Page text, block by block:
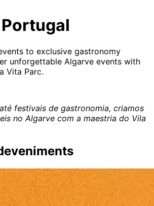
to exclusive gastronomy
unforgettable Algarve events with
Vita Parc.
festivais de gastronomia, criamos
no Algarve com a maestria do Vila